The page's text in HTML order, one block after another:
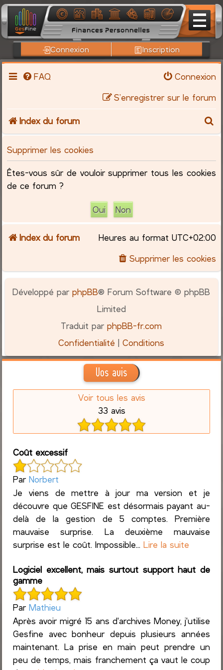
Connexion Inscription
FAQ
Connexion
S’enregistrer sur le forum
Index du forum
c
r
c
h
Supprimer les cookies
Êtes-vous sûr de vouloir supprimer tous les cookies
de ce forum ?
Index du forum Heures au format UTC+02:00
Supprimer les cookies
Développé parphpBB® Forum Software © phpBB
Limited
Traduit parphpBB-fr.com
Confidentialité |Conditions
Vos avis
Voir tous les avis
33 avis
Coût excessif
ParNorbert
Je viens de mettre à jour ma version et je
découvre que GESFINE est désormais payant au-
delà de la gestion de 5 comptes. Première
mauvaise surprise. La deuxième mauvaise
surprise est le coût. Impossible...Lire la suite
Logiciel excellent, mais surtout support haut de
gamme
ParMathieu
Après avoir migré 15 ans d'archives Money, j'utilise
Gesfine avec bonheur depuis plusieurs années
maintenant. La prise en main peut prendre un
peu de temps, mais franchement ça vaut le coup